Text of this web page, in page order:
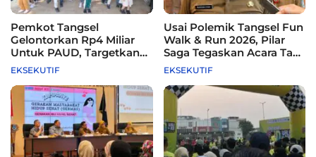
Pemkot Tangsel
Gelontorkan Rp4 Miliar
Untuk PAUD, Targetkan
115 Sekolah
EKSEKUTIF
Usai Polemik Tangsel Fun
Walk & Run 2026, Pilar
Saga Tegaskan Acara Tak
Difasilitasi Pemkot
EKSEKUTIF